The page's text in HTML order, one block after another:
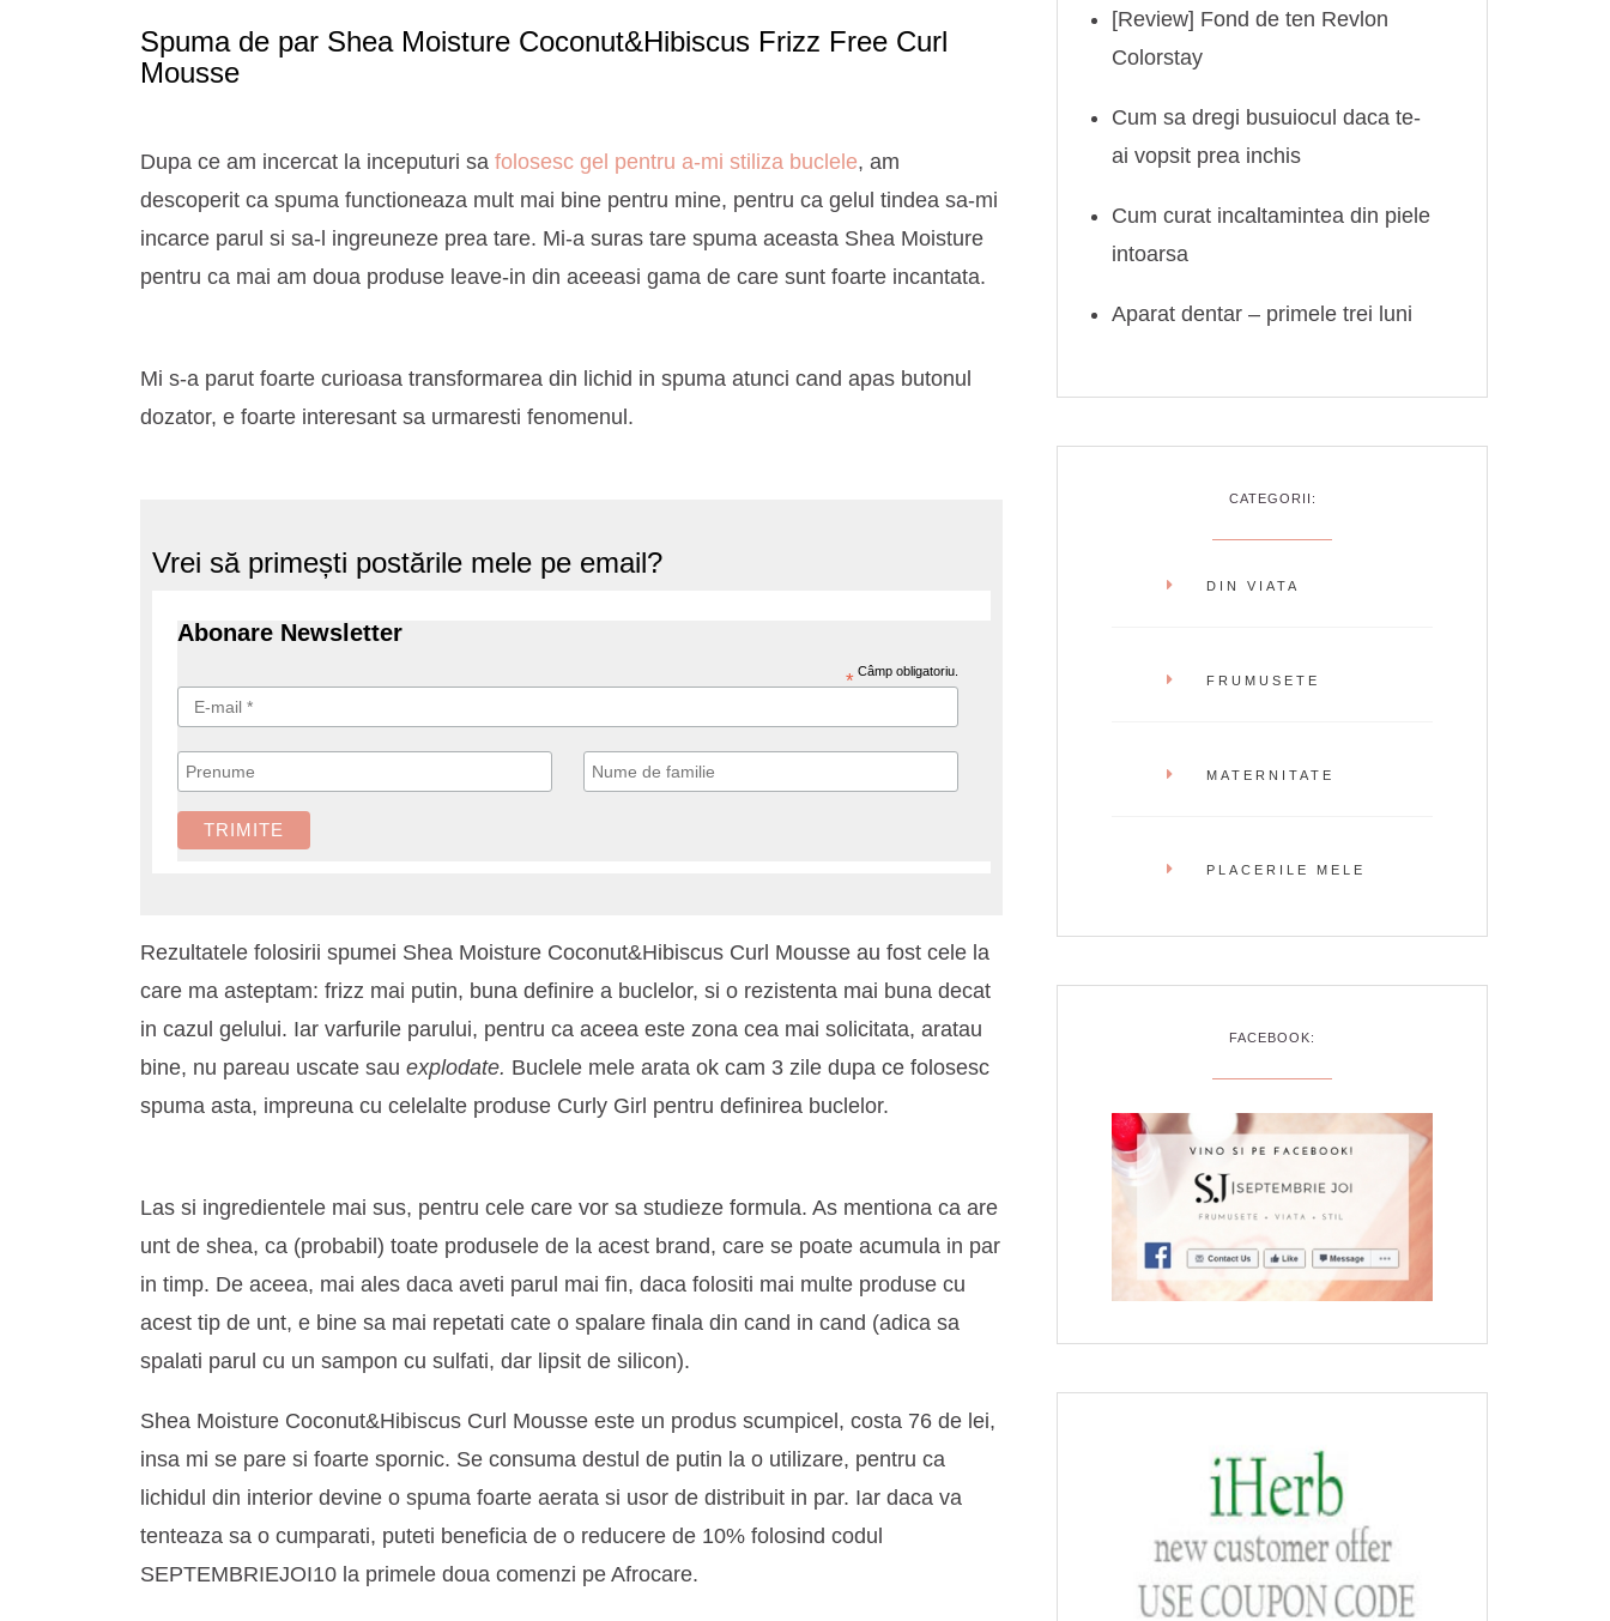
Spuma de par Shea Moisture Coconut&Hibiscus Frizz Free Curl
Mousse
Dupa ce am incercat la inceputuri sa folosesc gel pentru a-mi stiliza buclele, am
descoperit ca spuma functioneaza mult mai bine pentru mine, pentru ca gelul tindea sa-mi
incarce parul si sa-l ingreuneze prea tare. Mi-a suras tare spuma aceasta Shea Moisture
pentru ca mai am doua produse leave-in din aceeasi gama de care sunt foarte incantata.
Mi s-a parut foarte curioasa transformarea din lichid in spuma atunci cand apas butonul
dozator, e foarte interesant sa urmaresti fenomenul.
Vrei să primești postările mele pe email?
Abonare Newsletter
* Câmp obligatoriu.
Rezultatele folosirii spumei Shea Moisture Coconut&Hibiscus Curl Mousse au fost cele la
care ma asteptam: frizz mai putin, buna definire a buclelor, si o rezistenta mai buna decat
in cazul gelului. Iar varfurile parului, pentru ca aceea este zona cea mai solicitata, aratau
bine, nu pareau uscate sau explodate. Buclele mele arata ok cam 3 zile dupa ce folosesc
spuma asta, impreuna cu celelalte produse Curly Girl pentru definirea buclelor.
Las si ingredientele mai sus, pentru cele care vor sa studieze formula. As mentiona ca are
unt de shea, ca (probabil) toate produsele de la acest brand, care se poate acumula in par
in timp. De aceea, mai ales daca aveti parul mai fin, daca folositi mai multe produse cu
acest tip de unt, e bine sa mai repetati cate o spalare finala din cand in cand (adica sa
spalati parul cu un sampon cu sulfati, dar lipsit de silicon).
Shea Moisture Coconut&Hibiscus Curl Mousse este un produs scumpicel, costa 76 de lei,
insa mi se pare si foarte spornic. Se consuma destul de putin la o utilizare, pentru ca
lichidul din interior devine o spuma foarte aerata si usor de distribuit in par. Iar daca va
tenteaza sa o cumparati, puteti beneficia de o reducere de 10% folosind codul
SEPTEMBRIEJOI10 la primele doua comenzi pe Afrocare.
[Review] Fond de ten Revlon
Colorstay
Cum sa dregi busuiocul daca te-
ai vopsit prea inchis
Cum curat incaltamintea din piele
intoarsa
Aparat dentar – primele trei luni
CATEGORII:
DIN VIATA
FRUMUSETE
MATERNITATE
PLACERILE MELE
FACEBOOK: